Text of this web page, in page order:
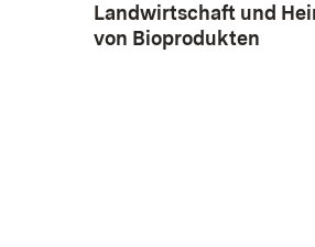
Landwirtschaft und
von Bioprodukten